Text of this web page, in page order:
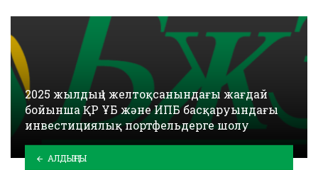
2025 жылдың 1 желтоқсанындағы жағдай
бойынша ҚР ҰБ және ИПБ басқаруындағы
инвестициялық портфельдерге шолу
АЛДЫҢҒЫ